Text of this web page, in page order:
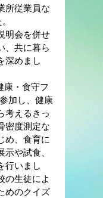
所従業員な
明会を併せ
、共に暮ら
深めまし
・食守フ
加し、健康
考えるきっ
密度測定な
め、食育に
や試食、
行いまし
の生徒によ
めのクイズ